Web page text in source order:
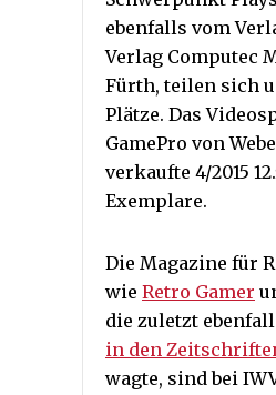
ebenfalls vom
Verlag Computec
Fürth, teilen sich
Plätze. Das
GamePro von
verkaufte 4/2015
Exemplare.
Die Magazine für
wie Retro Gamer
die zuletzt
in den
wagte, sind bei